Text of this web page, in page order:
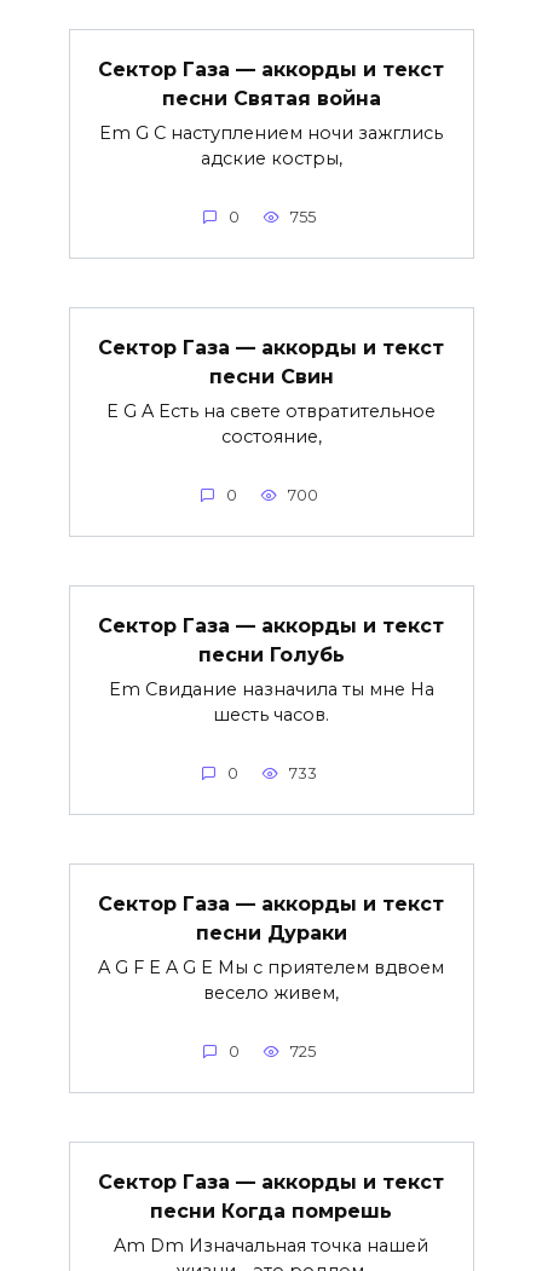
Сектор Газа — аккорды и текст
песни Святая война
Em G С наступлением ночи зажглись
адские костры,
0 755
Сектор Газа — аккорды и текст
песни Свин
E G A Есть на свете отвратительное
состояние,
0 700
Сектор Газа — аккорды и текст
песни Голубь
Em Свидание назначила ты мне На
шесть часов.
0 733
Сектор Газа — аккорды и текст
песни Дураки
A G F E A G E Мы с приятелем вдвоем
весело живем,
0 725
Сектор Газа — аккорды и текст
песни Когда помрешь
Am Dm Изначальная точка нашей